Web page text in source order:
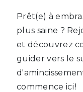
Prêt(e) à
plus saine ?
et découvrez
guider vers le
commence ici !